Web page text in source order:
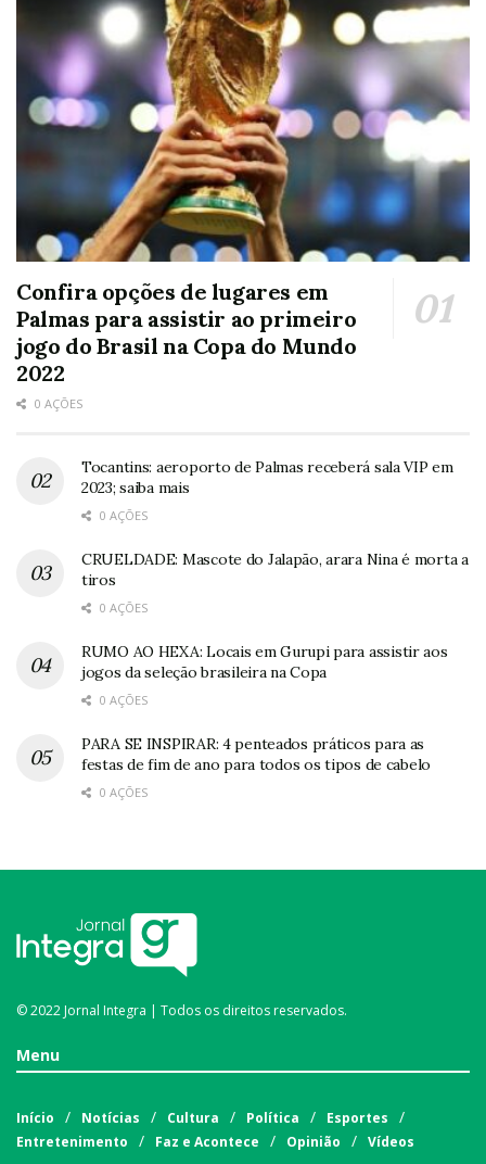
Confira opções de lugares em
Palmas para assistir ao primeiro
jogo do Brasil na Copa do Mundo
2022
0 AÇÕES
Tocantins: aeroporto de Palmas receberá sala VIP em
2023; saiba mais
0 AÇÕES
CRUELDADE: Mascote do Jalapão, arara Nina é morta a
tiros
0 AÇÕES
RUMO AO HEXA: Locais em Gurupi para assistir aos
jogos da seleção brasileira na Copa
0 AÇÕES
PARA SE INSPIRAR: 4 penteados práticos para as
festas de fim de ano para todos os tipos de cabelo
0 AÇÕES
© 2022 Jornal Integra | Todos os direitos reservados.
Menu
Início Notícias Cultura Política
Esportes
Entretenimento
Faz e Acontece Opinião Vídeos